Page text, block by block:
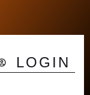
LOGIN